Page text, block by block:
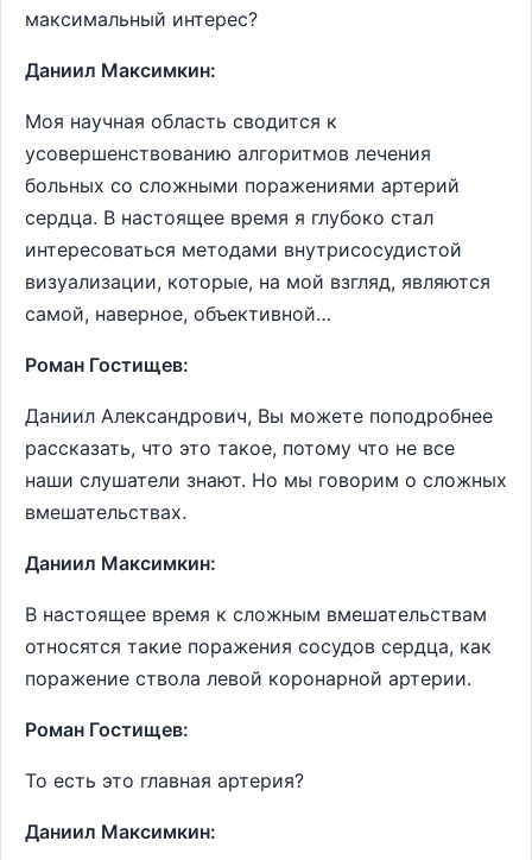
максимальный интерес?
Даниил Максимкин:
Моя научная область сводится к
усовершенствованию алгоритмов лечения
больных со сложными поражениями артерий
сердца. В настоящее время я глубоко стал
интересоваться методами внутрисосудистой
визуализации, которые, на мой взгляд, являются
самой, наверное, объективной…
Роман Гостищев:
Даниил Александрович, Вы можете поподробнее
рассказать, что это такое, потому что не все
наши слушатели знают. Но мы говорим о сложных
вмешательствах.
Даниил Максимкин:
В настоящее время к сложным вмешательствам
относятся такие поражения сосудов сердца, как
поражение ствола левой коронарной артерии.
Роман Гостищев:
То есть это главная артерия?
Даниил Максимкин: